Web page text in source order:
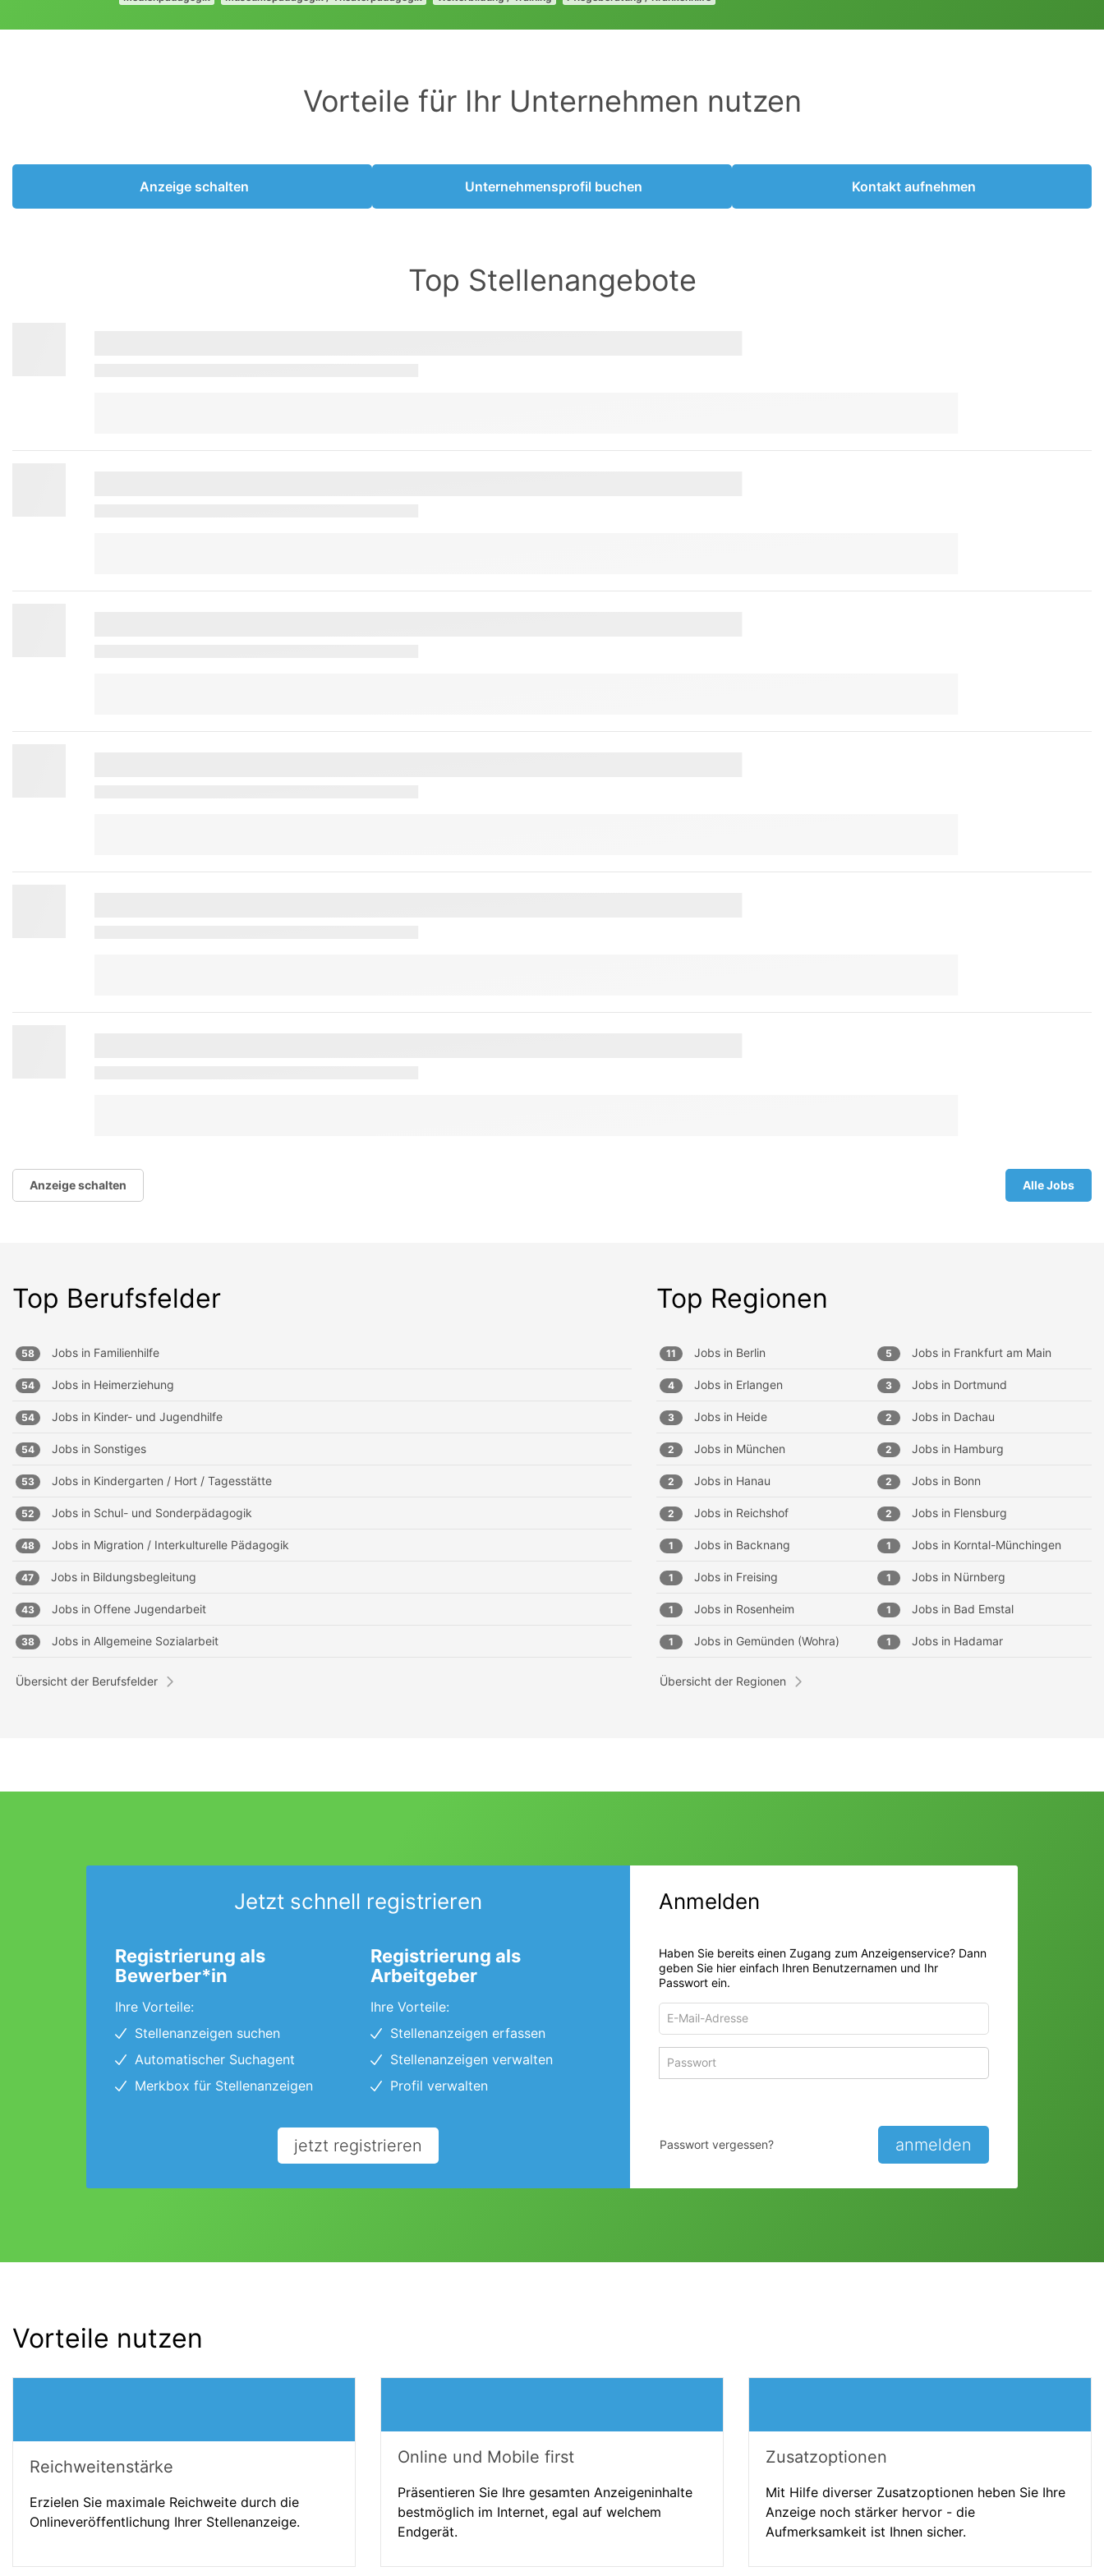
Vorteile für Ihr Unternehmen nutzen
Anzeige schalten Unternehmensprofil buchen Kontakt aufnehmen
Top Stellenangebote
Anzeige schalten Alle Jobs
Top Berufsfelder
58 Jobs in Familienhilfe
54 Jobs in Heimerziehung
54 Jobs in Kinder- und Jugendhilfe
54 Jobs in Sonstiges
53 Jobs in Kindergarten / Hort / Tagesstätte
52 Jobs in Schul- und Sonderpädagogik
48 Jobs in Migration / Interkulturelle Pädagogik
47 Jobs in Bildungsbegleitung
43 Jobs in Offene Jugendarbeit
38 Jobs in Allgemeine Sozialarbeit
Übersicht der Berufsfelder
Top Regionen
11 Jobs in Berlin 5 Jobs in Frankfurt am Main
4 Jobs in Erlangen 3 Jobs in Dortmund
3 Jobs in Heide 2 Jobs in Dachau
2 Jobs in München 2 Jobs in Hamburg
2 Jobs in Hanau 2 Jobs in Bonn
2 Jobs in Reichshof 2 Jobs in Flensburg
1 Jobs in Backnang 1 Jobs in Korntal-Münchingen
1 Jobs in Freising 1 Jobs in Nürnberg
1 Jobs in Rosenheim 1 Jobs in Bad Emstal
1 Jobs in Gemünden (Wohra) 1 Jobs in Hadamar
Übersicht der Regionen
Jetzt schnell registrieren
Registrierung als
Bewerber*in
Ihre Vorteile:
Stellenanzeigen suchen
Automatischer Suchagent
Merkbox für Stellenanzeigen
Registrierung als
Arbeitgeber
Ihre Vorteile:
Stellenanzeigen erfassen
Stellenanzeigen verwalten
Profil verwalten
jetzt registrieren
Anmelden
Haben Sie bereits einen Zugang zum Anzeigenservice? Dann
geben Sie hier einfach Ihren Benutzernamen und Ihr
Passwort ein.
Adresse
zum
Anmelden
anmelden
Passwort vergessen?
Vorteile nutzen
Reichweitenstärke
Erzielen Sie maximale Reichweite durch die
Onlineveröffentlichung Ihrer Stellenanzeige.
Online und Mobile first
Präsentieren Sie Ihre gesamten Anzeigeninhalte
bestmöglich im Internet, egal auf welchem
Endgerät.
Zusatzoptionen
Mit Hilfe diverser Zusatzoptionen heben Sie Ihre
Anzeige noch stärker hervor - die
Aufmerksamkeit ist Ihnen sicher.